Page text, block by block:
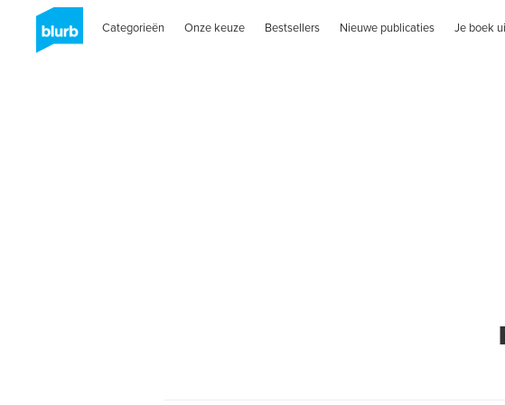
Categorieën Onze keuze Bestsellers Nieuwe publicaties Je boek